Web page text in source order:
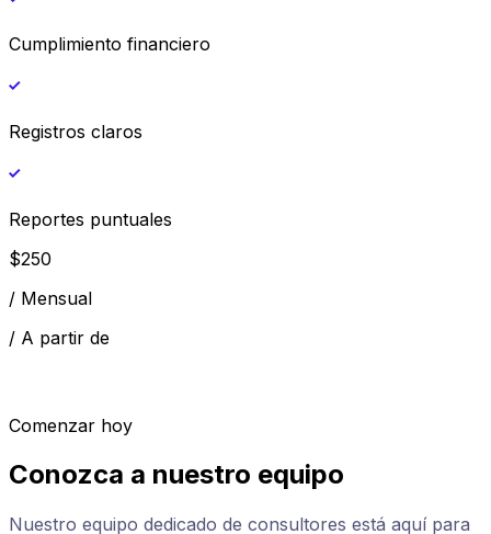
Cumplimiento financiero
Registros claros
Reportes puntuales
$250
/ Mensual
/ A partir de
Comenzar hoy
Conozca a nuestro equipo
Nuestro equipo dedicado de consultores está aquí para